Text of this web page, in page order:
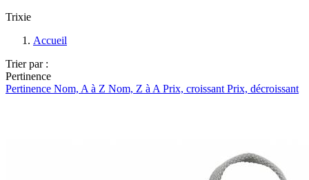
Trixie
Accueil
Trier par :
Pertinence
Pertinence Nom, A à Z Nom, Z à A Prix, croissant Prix, décroissant